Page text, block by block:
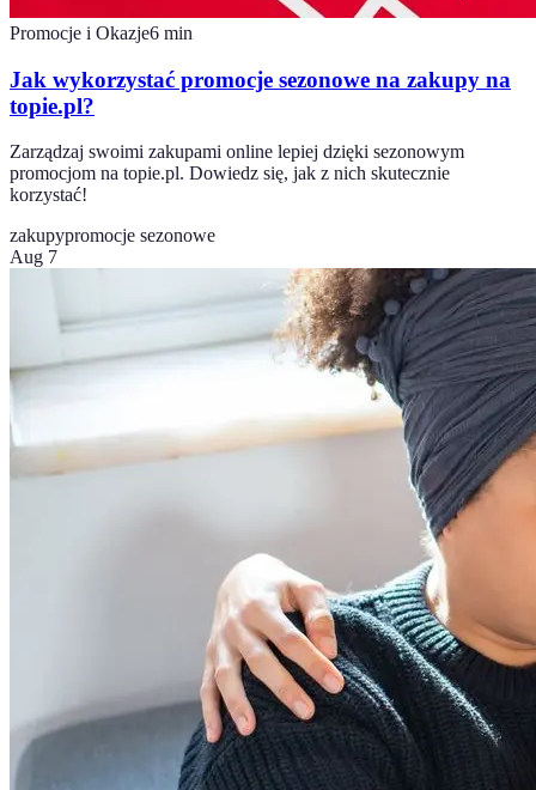
Promocje i Okazje6 min
Jak wykorzystać promocje sezonowe na zakupy na
topie.pl?
Zarządzaj swoimi zakupami online lepiej dzięki sezonowym
promocjom na topie.pl. Dowiedz się, jak z nich skutecznie
korzystać!
zakupypromocje sezonowe
Aug 7